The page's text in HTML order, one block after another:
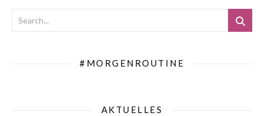
#MORGENROUTINE
AKTUELLES